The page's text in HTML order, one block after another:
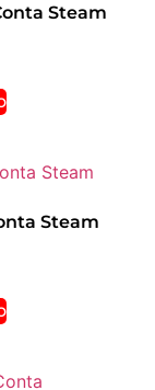
Steam
Steam